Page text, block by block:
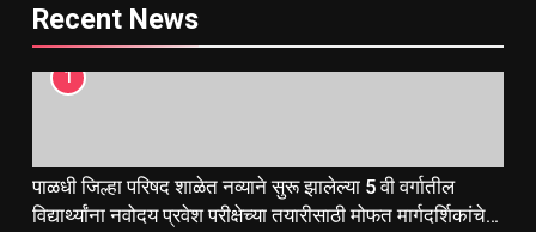
Recent News
1
पाळधी जिल्हा परिषद शाळेत नव्याने सुरू झालेल्या 5 वी वर्गातील
विद्यार्थ्यांना नवोदय प्रवेश परीक्षेच्या तयारीसाठी मोफत मार्गदर्शिकांचे